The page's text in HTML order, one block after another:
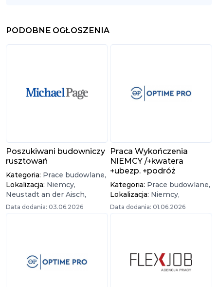
PODOBNE OGŁOSZENIA
Poszukiwani budowniczy
rusztowań
Kategoria: Prace budowlane,
Lokalizacja: Niemcy,
Neustadt an der Aisch,
Data dodania: 03.06.2026
Praca Wykończenia
NIEMCY /+kwatera
+ubezp. +podróż
Kategoria: Prace budowlane,
Lokalizacja: Niemcy,
Data dodania: 01.06.2026